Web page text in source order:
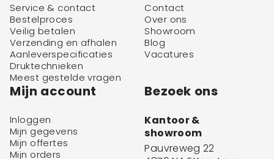
Service & contact
Bestelproces
Veilig betalen
Verzending en afhalen
Aanleverspecificaties
Druktechnieken
Meest gestelde vragen
Contact
Over ons
Showroom
Blog
Vacatures
Mijn account
Inloggen
Mijn gegevens
Mijn offertes
Mijn orders
Bezoek ons
Kantoor &
showroom
Pauvreweg 22